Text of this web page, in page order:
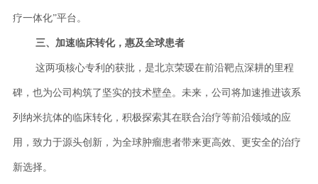
疗一体化”平台。
三、 加速临床转化，惠及全球患者
这两项核心专利的获批，是北京荣瑷在前沿靶点深耕的里程
碑，也为公司构筑了坚实的技术壁垒。未来，公司将加速推进该系
列纳米抗体的临床转化，积极探索其在联合治疗等前沿领域的应
用，致力于源头创新，为全球肿瘤患者带来更高效、更安全的治疗
新选择。